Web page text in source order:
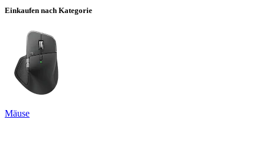
Einkaufen nach Kategorie
Mäuse